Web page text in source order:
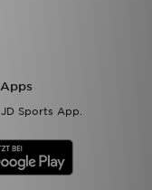
Sports App.